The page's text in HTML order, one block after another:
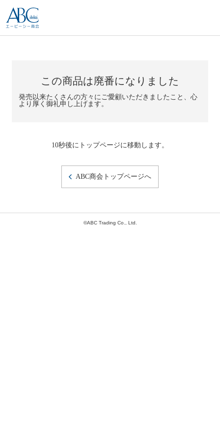
この商品は廃番になりました
発売以来たくさんの方々にご愛顧いただきましたこと、心
より厚く御礼申し上げます。
10秒後にトップページに移動します。
ABC商会トップページへ
©ABC Trading Co., Ltd.